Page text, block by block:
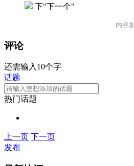
下"下一个"
内容
评论
还需输入10个字
话题
热门话题
上一页 下一页
发布